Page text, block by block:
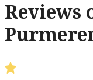
Reviews